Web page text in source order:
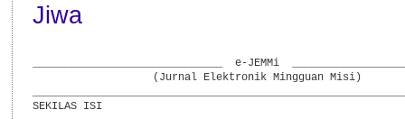
Jiwa
______________________________  e-JEMMi
                   (Jurnal Elektronik Mingguan Misi)
SEKILAS ISI